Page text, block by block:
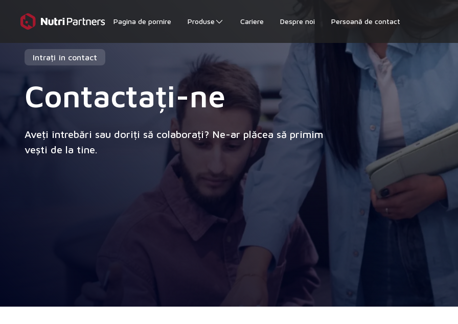
Pagina de pornire Produse Cariere Despre noi Persoană de contact
Intrați în contact
Contactați-ne
Aveți întrebări sau doriți să colaborați? Ne-ar plăcea să primim
vești de la tine.